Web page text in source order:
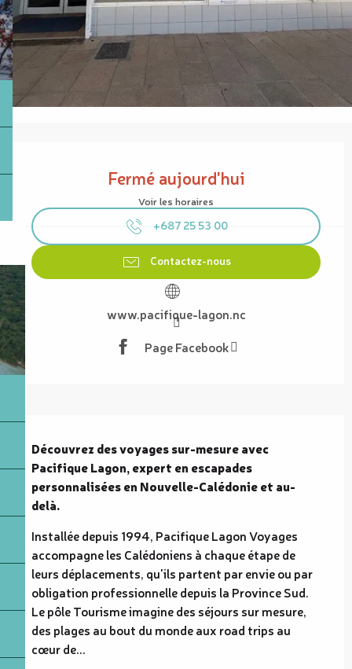
Fermé aujourd'hui
Voir les horaires
+687 25 53 00
Contactez-nous
www.pacifique-lagon.nc
Page Facebook
Description
Découvrez des voyages sur-mesure avec
Pacifique Lagon, expert en escapades
personnalisées en Nouvelle-Calédonie et au-
delà.
Installée depuis 1994, Pacifique Lagon Voyages
accompagne les Calédoniens à chaque étape de
leurs déplacements, qu'ils partent par envie ou par
obligation professionnelle depuis la Province Sud.
Le pôle Tourisme imagine des séjours sur mesure,
des plages au bout du monde aux road trips au
cœur de...